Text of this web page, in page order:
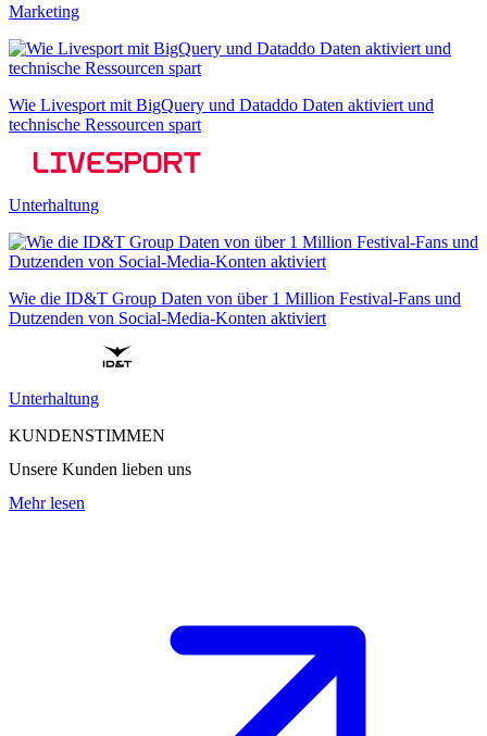
Marketing
Wie Livesport mit BigQuery und Dataddo Daten aktiviert und
technische Ressourcen spart
Unterhaltung
Wie die ID&T Group Daten von über 1 Million Festival-Fans und
Dutzenden von Social-Media-Konten aktiviert
Unterhaltung
KUNDENSTIMMEN
Unsere Kunden lieben uns
Mehr lesen